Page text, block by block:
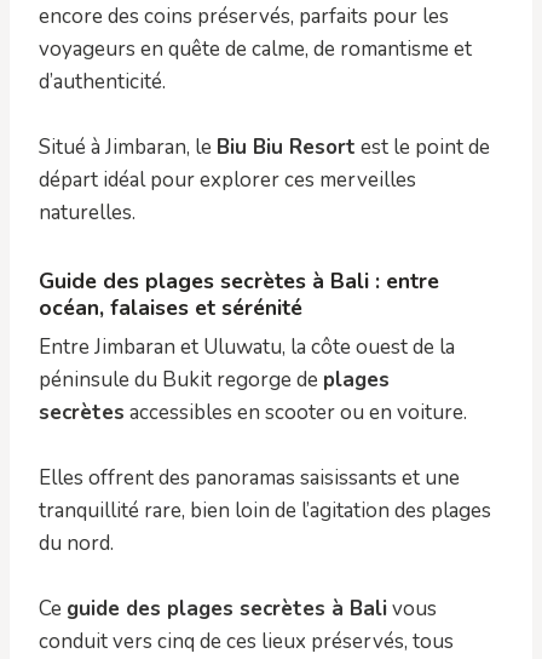
encore des coins préservés, parfaits pour les
voyageurs en quête de calme, de romantisme et
d’authenticité.
Situé à Jimbaran, le Biu Biu Resort est le point de
départ idéal pour explorer ces merveilles
naturelles.
Guide des plages secrètes à Bali : entre
océan, falaises et sérénité
Entre Jimbaran et Uluwatu, la côte ouest de la
péninsule du Bukit regorge de plages
secrètes accessibles en scooter ou en voiture.
Elles offrent des panoramas saisissants et une
tranquillité rare, bien loin de l’agitation des plages
du nord.
Ce guide des plages secrètes à Balivous
conduit vers cinq de ces lieux préservés, tous